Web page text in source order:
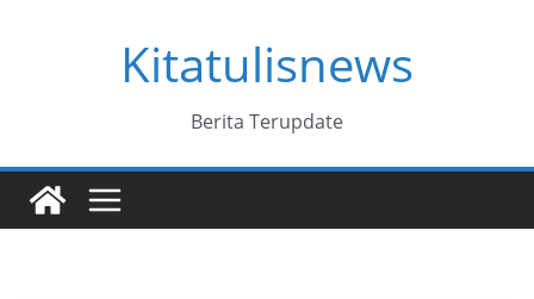
Kitatulisnews
Berita Terupdate